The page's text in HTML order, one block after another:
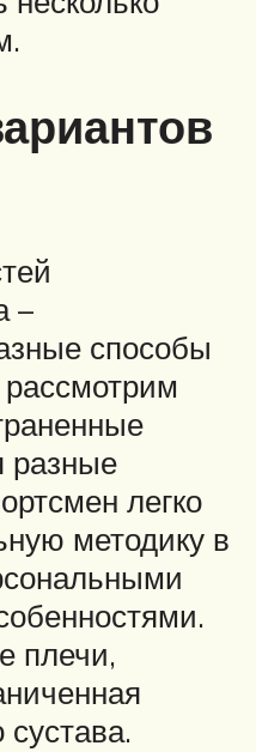
–
способы
разные
легко
методику в
плечи,
сустава.